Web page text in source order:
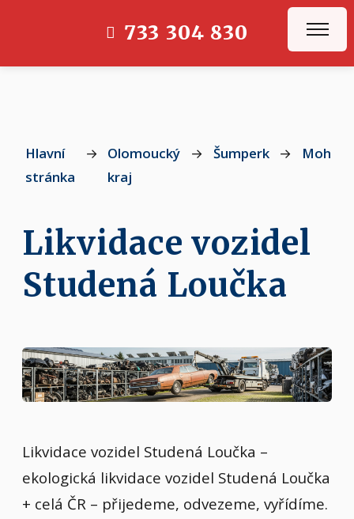
733 304 830
Hlavní
stránka
→
Olomoucký
kraj
→ Šumperk →
Likvidace vozidel
Studená Loučka
Likvidace vozidel Studená Loučka –
ekologická likvidace vozidel Studená Loučka
+ celá ČR – přijedeme, odvezeme, vyřídíme.